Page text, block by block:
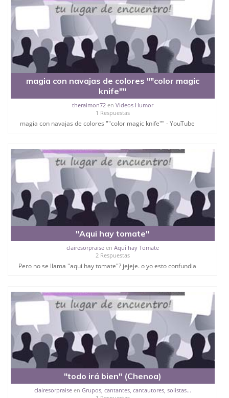
magia con navajas de colores ""color magic
knife""
theraimon72en Videos Humor
1 Respuestas
magia con navajas de colores ""color magic knife"" - YouTube
"Aqui hay tomate"
clairesorpraiseen Aquí hay Tomate
2 Respuestas
Pero no se llama "aqui hay tomate"? jejeje. o yo esto confundia
"todo irá bien" (Chenoa)
clairesorpraiseen Grupos, cantantes, cantautores, solistas...